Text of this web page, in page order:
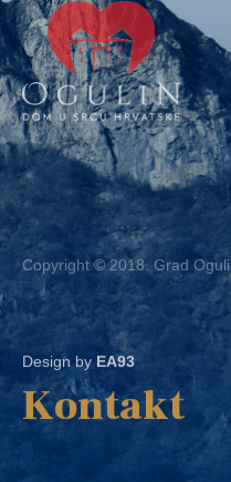
Copyright © 2018. Grad
Design by EA93
Kontakt
Ured: Ulica B.Frankopana 11,